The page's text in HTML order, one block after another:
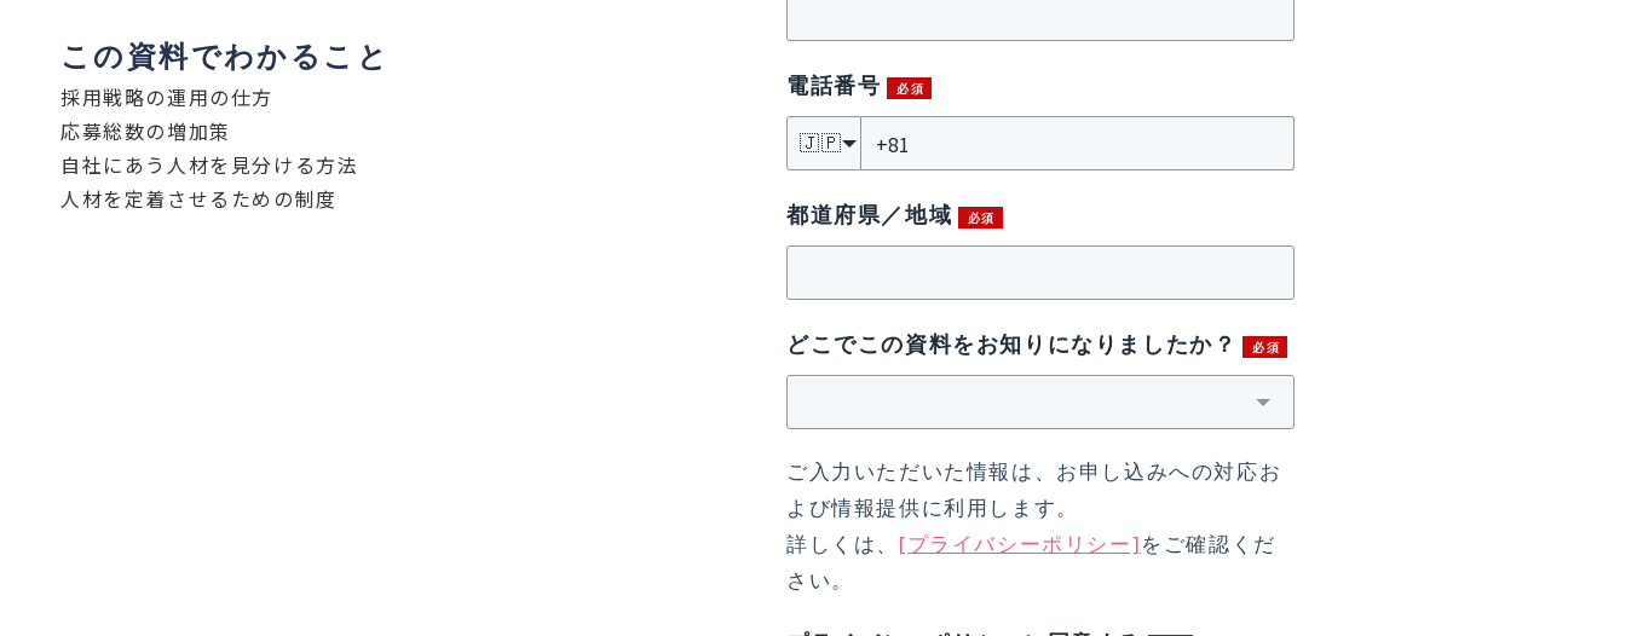
この資料でわかること
採用戦略の運用の仕方
応募総数の増加策
自社にあう人材を見分ける方法
人材を定着させるための制度
電話番号
🇯🇵
都道府県／地域
どこでこの資料をお知りになりましたか？
ご入力いただいた情報は、お申し込みへの対応お
よび情報提供に利用します。
詳しくは、 [プライバシーポリシー]をご確認くだ
さい。